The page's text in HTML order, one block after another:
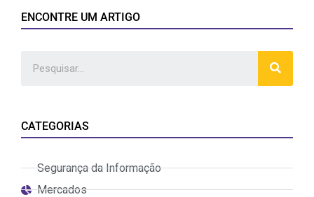
ENCONTRE UM ARTIGO
CATEGORIAS
Segurança da Informação
Mercados